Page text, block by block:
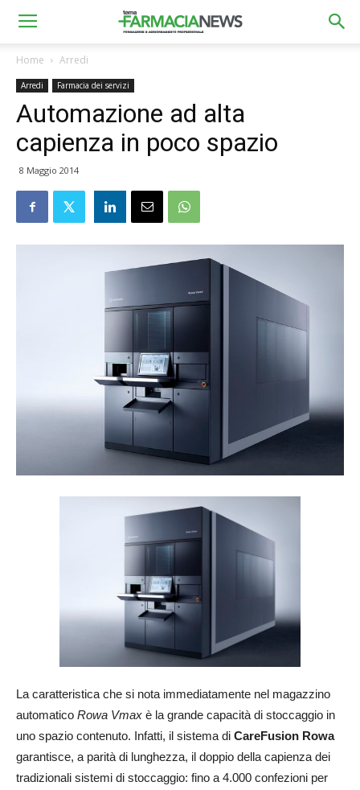
Home Arredi
Arredi Farmacia dei servizi
Automazione ad alta
capienza in poco spazio
8 Maggio 2014
La caratteristica che si nota immediatamente nel magazzino
automatico Rowa Vmax è la grande capacità di stoccaggio in
uno spazio contenuto. Infatti, il sistema di CareFusion Rowa
garantisce, a parità di lunghezza, il doppio della capienza dei
tradizionali sistemi di stoccaggio: fino a 4.000 confezioni per